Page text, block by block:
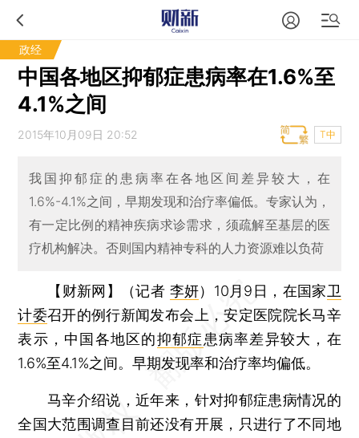
政经
中国各地区抑郁症患病率在1.6%至
4.1%之间
2015年10月09日 20:52 T中
我国抑郁症的患病率在各地区间差异较大，在
1.6%-4.1%之间，早期发现和治疗率偏低。专家认为，
有一定比例的精神疾病求诊需求，须疏解至基层的医
疗机构解决。否则国内精神专科的人力资源难以负荷
【财新网】（记者 李妍） 10月9日，在国家卫
计委召开的例行新闻发布会上，安定医院院长马辛
表示，中国各地区的抑郁症患病率差异较大，在
1.6%至4.1%之间。早期发现率和治疗率均偏低。
马辛介绍说，近年来，针对抑郁症患病情况的
全国大范围调查目前还没有开展，只进行了不同地